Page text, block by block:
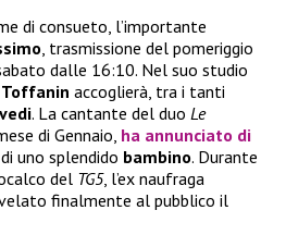
di consueto, l’importante
, trasmissione del pomeriggio
dalle 16:10. Nel suo studio
accoglierà, tra i tanti
. La cantante del duo Le
di Gennaio, ha annunciato di
di uno splendido bambino. Durante
del TG5, l’ex naufraga
finalmente al pubblico il